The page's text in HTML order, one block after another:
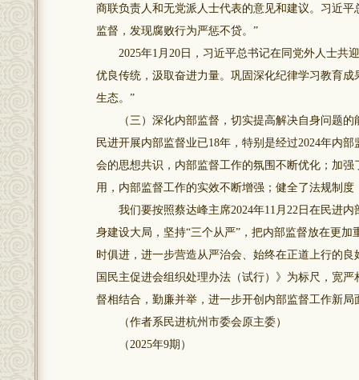
商联负责人和无党派人士代表的意见和建议。习近
监督，发现腐败行为严惩不贷。”
2025年1月20日，习近平总书记在同党外人士共
优良传统，汲取奋进力量。巩固深化纪律学习教育
生态。”
（三）深化内部监督，切实提高解决自身问题的
民进开展内部监督业已18年，特别是经过2024年内
会的思想共识，内部监督工作的氛围不断优化；加
用，内部监督工作的实效不断增强；健全了法规制
我们要按照蔡达峰主席2024年11月22日在民进内
身建设大局，坚持“三个从严”，把内部监督放在更
时俱进，进一步营造从严治会、始终在正道上行的
国民主促进会组织处理办法（试行）》为标尺，宽
督相结合，勤廉并举，进一步开创内部监督工作新局
（作者系民进杭州市委会原主委）
（2025年9期）